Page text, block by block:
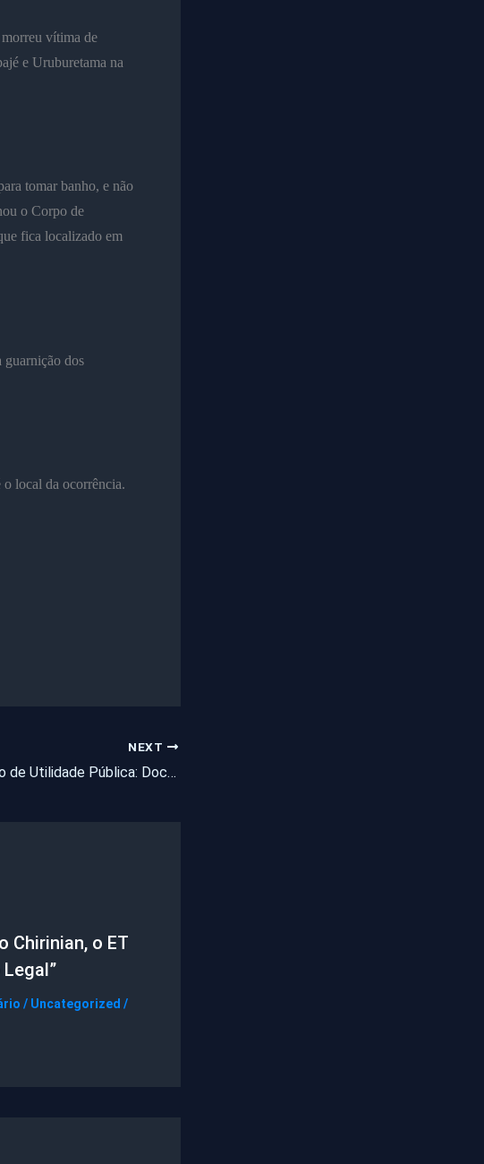
vítima de
e Uruburetama na
tomar banho, e não
o Corpo de
fica localizado em
dos
local da ocorrência.
NEXT
Serviço de Utilidade Pública: Documentos perdidos em Pentecoste
Chirinian, o ET
/ Uncategorized /